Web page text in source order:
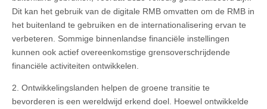
Dit kan het gebruik van de digitale RMB omvatten om de RMB in
het buitenland te gebruiken en de internationalisering ervan te
verbeteren. Sommige binnenlandse financiële instellingen
kunnen ook actief overeenkomstige grensoverschrijdende
financiële activiteiten ontwikkelen.
2. Ontwikkelingslanden helpen de groene transitie te
bevorderen is een wereldwijd erkend doel. Hoewel ontwikkelde